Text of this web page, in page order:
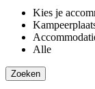
Kies je
Alle
Zoeken